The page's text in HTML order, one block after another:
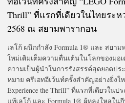
Thrill” ที่แรกที่เดียวในไทยระ
2568 ณ สยามพารากอน
เลโก้ ผนึกกำลัง Formula 1® และ สยา
ใหม่เติมเต็มความตื่นเต้นในโลกของมอ
ความเป็นผู้นำในการรังสรรค์สุดยอดป
หมาย ครีเอทอีเว้นท์ครั้งสำคัญอย่างยิ่งใ
Experience the Thrill” ที่แรกที่เดียวใน
แท้เลโก้ และ Formula 1® ผู้หลงใหลใน